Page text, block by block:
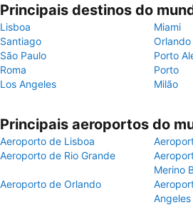
Principais destinos do
Lisboa
Miami
Santiago
Orlando
São Paulo
Porto
Roma
Porto
Los Angeles
Milão
Principais aeroportos do
Aeroporto de Lisboa
Aeroporto de Rio Grande
Merino
Aeroporto de Orlando
Angeles